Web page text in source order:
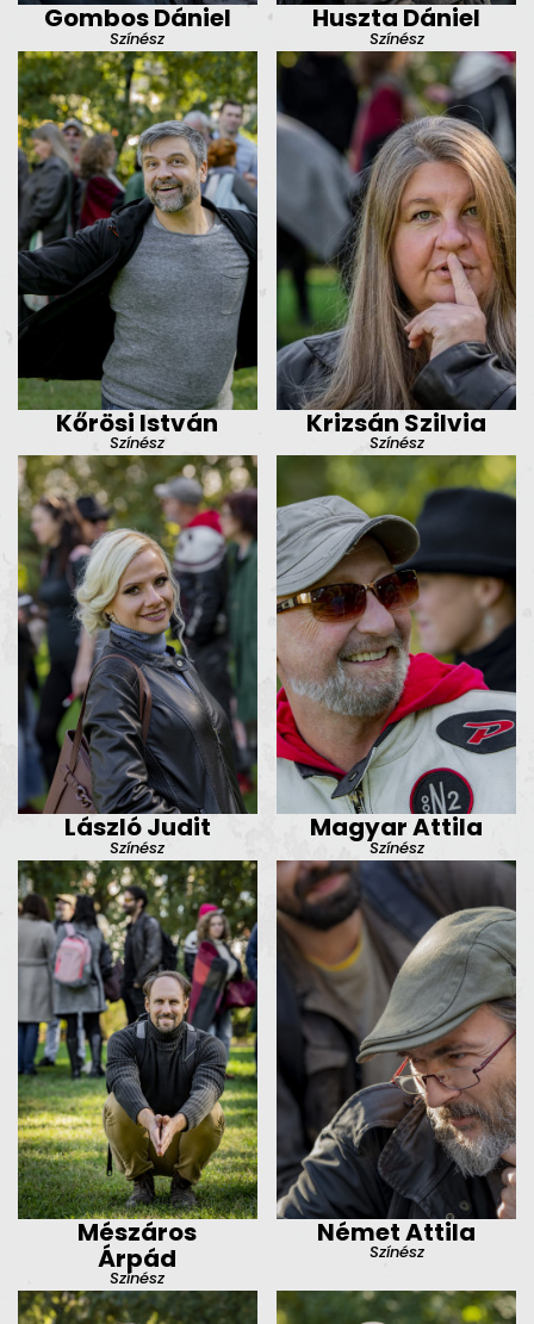
Gombos Dániel
Színész
Huszta Dániel
Színész
Kőrösi István
Színész
Krizsán Szilvia
Színész
László Judit
Színész
Magyar Attila
Színész
Mészáros
Árpád
Színész
Német Attila
Színész